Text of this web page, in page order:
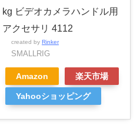
kg ビデオカメラハンドル用
アクセサリ 4112
created by Rinker
SMALLRIG
Amazon 楽天市場
Yahooショッピング